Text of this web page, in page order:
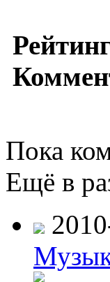
Пока
Ещё в